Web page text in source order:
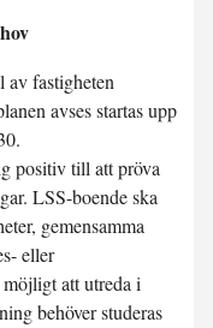
av fastigheten
avses startas upp
positiv till att pröva
LSS-boende ska
gemensamma
eller
möjligt att utreda i
behöver studeras